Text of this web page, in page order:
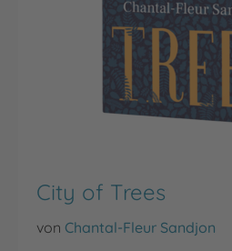
City of Trees
von Chantal-Fleur Sandjon